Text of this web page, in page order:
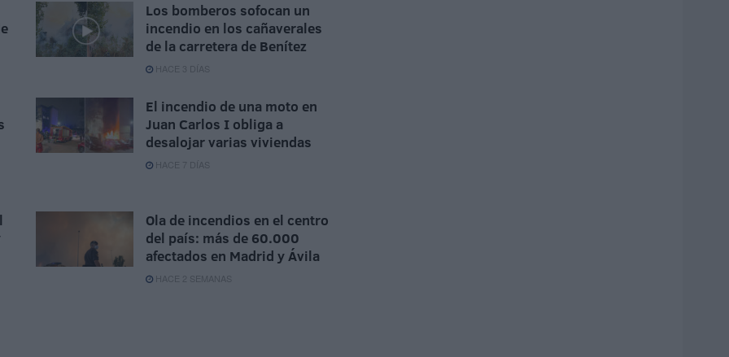
Los bomberos sofocan un
incendio en los cañaverales
de la carretera de Benítez
HACE 3 DÍAS
El incendio de una moto en
Juan Carlos I obliga a
desalojar varias viviendas
HACE 7 DÍAS
Ola de incendios en el centro
del país: más de 60.000
afectados en Madrid y Ávila
HACE 2 SEMANAS